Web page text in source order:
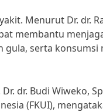
Menurut Dr. dr.
membantu
serta konsumsi
dr. Budi Wiweko,
(FKUI),